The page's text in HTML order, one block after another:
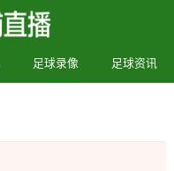
足球录像 足球资讯